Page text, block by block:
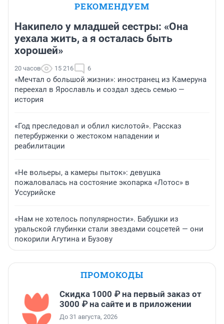
РЕКОМЕНДУЕМ
Накипело у младшей сестры: «Она
уехала жить, а я осталась быть
хорошей»
20 часов 15 216 6
«Мечтал о большой жизни»: иностранец из Камеруна
переехал в Ярославль и создал здесь семью —
история
«Год преследовал и облил кислотой». Рассказ
петербурженки о жестоком нападении и
реабилитации
«Не вольеры, а камеры пыток»: девушка
пожаловалась на состояние экопарка «Лотос» в
Уссурийске
«Нам не хотелось популярности». Бабушки из
уральской глубинки стали звездами соцсетей — они
покорили Агутина и Бузову
ПРОМОКОДЫ
Скидка 1000 ₽ на первый заказ от
3000 ₽ на сайте и в приложении
До 31 августа, 2026